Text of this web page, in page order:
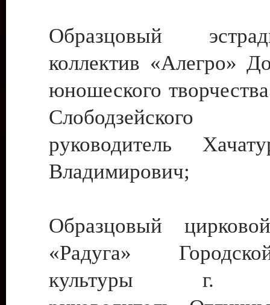
Образцовый
коллектив «Алегро»
юношеского
руководитель
Владимирович;
Образцовый
«Радуга»
культуры г.